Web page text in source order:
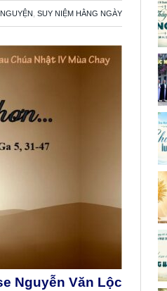
SUY NIỆM HẰNG NGÀY
Nguyễn Văn Lộc